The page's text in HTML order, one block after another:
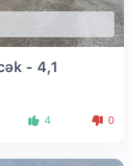
- 4,1
4 0